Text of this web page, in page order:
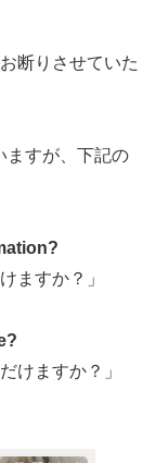
断りさせていた
ますが、下記の
ますか？」
けますか？」